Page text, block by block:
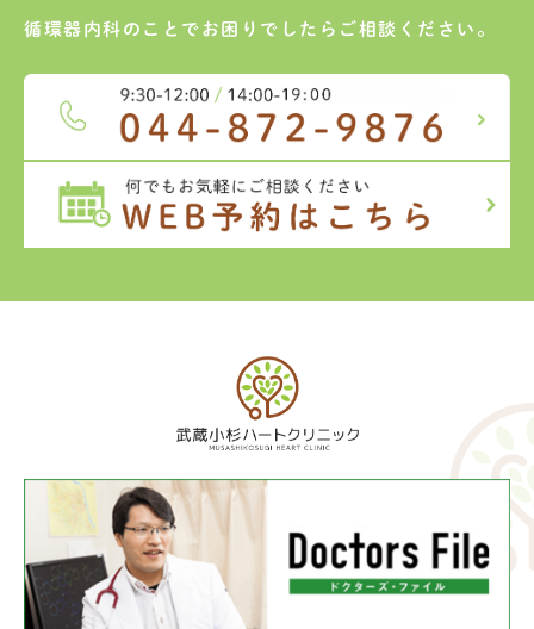
循環器内科のことでお困りでしたらご相談ください。